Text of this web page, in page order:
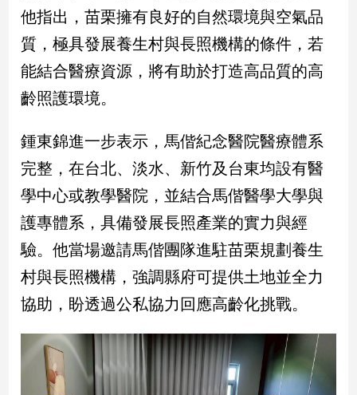
樂
樂
聞
流
行/
時
尚
星
生
活
他指出，苗栗擁有良好的自然環境與空氣品
質，極具發展養生村與長照機構的條件，若
能結合醫療資源，將有助於打造高品質的高
齡照護環境。
鍾東錦進一步表示，馬偕紀念醫院醫療體系
完整，在台北、淡水、新竹及台東均設有醫
學中心或教學醫院，並結合馬偕醫學大學與
護專體系，具備發展長照產業的實力與經
驗。他當場邀請馬偕團隊進駐苗栗規劃養生
村與長照機構，強調縣府可提供土地並全力
協助，盼透過公私協力回應高齡化挑戰。